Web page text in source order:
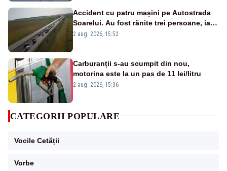
Accident cu patru mașini pe Autostrada
Soarelui. Au fost rănite trei persoane, iar
traficul se desfășoară cu dificultate
2 aug. 2026, 15:52
Carburanții s-au scumpit din nou,
motorina este la un pas de 11 lei/litru
2 aug. 2026, 15:36
CATEGORII POPULARE
Vocile Cetății
Vorbe